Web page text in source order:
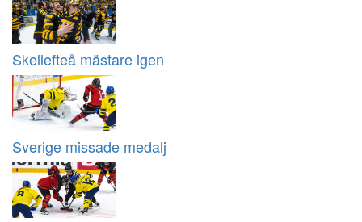
Skellefteå mästare igen
Sverige missade medalj